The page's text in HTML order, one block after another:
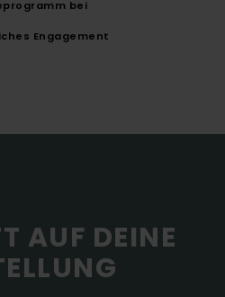
bei
Engagement
AUF DEINE